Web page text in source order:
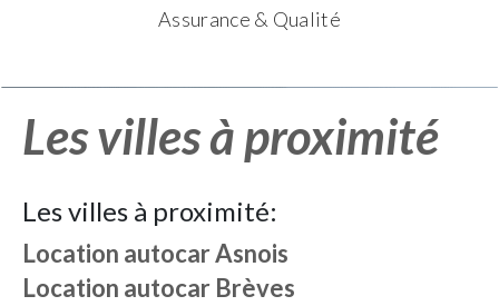
Assurance & Qualité
Les villes à proximité
Les villes à proximité:
Location autocarAsnois
Location autocar Brèves